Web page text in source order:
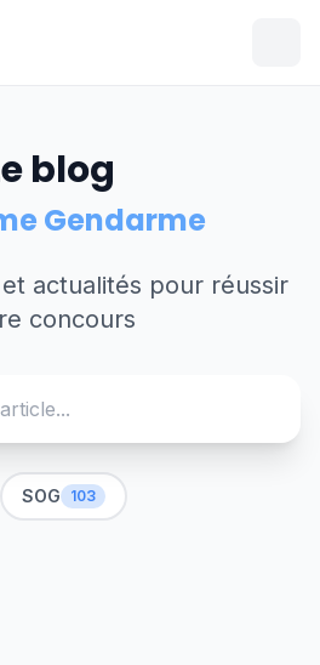
blog
Gendarme
actualités pour réussir
concours
SOG 103